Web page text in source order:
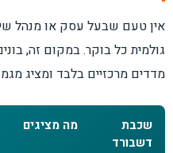
אין טעם שבעל עסק או מנהל
מדדים מרכזיים בלבד ומציג
שכבת
דשבורד
מה מציגים